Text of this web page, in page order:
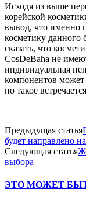
Исходя из выше
корейской
вывод, что именно
косметику
сказать, что
CosDeBaha не
индивидуальная
компонентов может
но такое
Предыдущая статья
будет направлено
Следующая статья
выбора
ЭТО МОЖЕТ